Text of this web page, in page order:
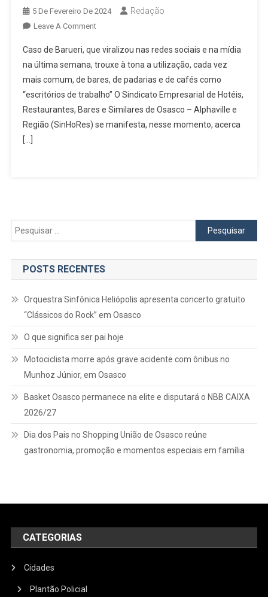
5 De Fevereiro De 2024 Redação
Leave A CommentOn
Briga
Entre
Dono
De
Estabelecimento
E
Uso
“computador”
Nos
Gastronômicos
Caso de Barueri, que viralizou nas redes sociais e na mídia
na última semana, trouxe à tona a utilização, cada vez
mais comum, de bares, de padarias e de cafés como
“escritórios de trabalho” O Sindicato Empresarial de Hotéis,
Restaurantes, Bares e Similares de Osasco – Alphaville e
Região (SinHoRes) se manifesta, nesse momento, acerca
[…]
Pesquisar
por:
POSTS RECENTES
Orquestra Sinfônica Heliópolis apresenta concerto gratuito
“Clássicos do Rock” em Osasco
O que significa ser pai hoje
Motociclista morre após grave acidente com ônibus no
Munhoz Júnior, em Osasco
Basket Osasco permanece na elite e disputará o NBB CAIXA
2026/27
Dia dos Pais no Shopping União de Osasco reúne
gastronomia, promoção e momentos especiais em família
CATEGORIAS
Cidades
Plantão Policial